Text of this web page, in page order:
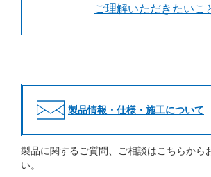
ご理解いただきたいこ
製品情報・仕様・施工について
製品に関するご質問、ご相談はこちらから
い。